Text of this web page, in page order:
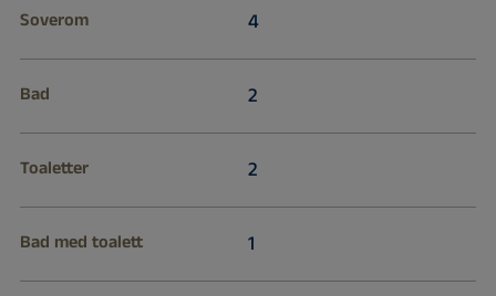
Soverom 4
Bad 2
Toaletter 2
Bad med toalett 1